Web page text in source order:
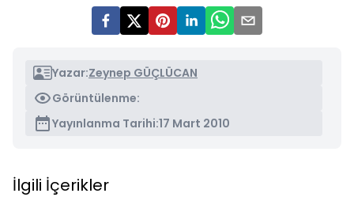
Yazar:Zeynep GÜÇLÜCAN
Görüntülenme:
Yayınlanma Tarihi:17 Mart 2010
İlgili İçerikler